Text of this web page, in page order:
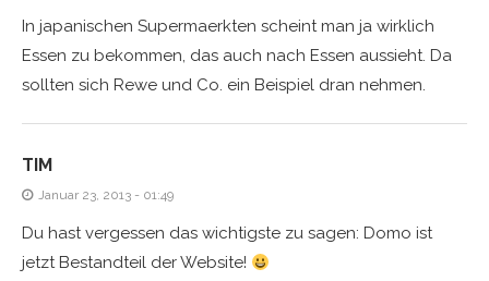
In japanischen Supermaerkten scheint man ja wirklich
Essen zu bekommen, das auch nach Essen aussieht. Da
sollten sich Rewe und Co. ein Beispiel dran nehmen.
TIM
Januar 23, 2013 - 01:49
Du hast vergessen das wichtigste zu sagen: Domo ist
jetzt Bestandteil der Website!